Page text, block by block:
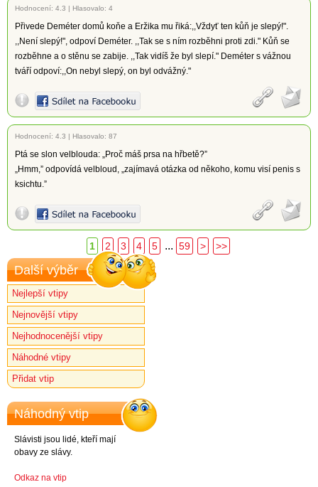
Hodnocení: 4.3 | Hlasovalo: 4
Přivede Deméter domů koňe a Eržika mu řiká:,,Vždyť ten kůň je slepý!".
,,Není slepý!", odpoví Deméter. ,,Tak se s ním rozběhni proti zdi." Kůň se
rozběhne a o stěnu se zabije. ,,Tak vidíš že byl slepí." Deméter s vážnou
tváří odpoví:,,On nebyl slepý, on byl odvážný."
Hodnocení: 4.3 | Hlasovalo: 87
Ptá se slon velblouda: „Proč máš prsa na hřbetě?”
„Hmm,” odpovídá velbloud, „zajímavá otázka od někoho, komu visí penis s
ksichtu.”
1 2 3 4 5 ... 59 > >>
Další výběr
Nejlepší vtipy
Nejnovější vtipy
Nejhodnocenější vtipy
Náhodné vtipy
Přidat vtip
Náhodný vtip
Slávisti jsou lidé, kteří mají
obavy ze slávy.
Odkaz na vtip